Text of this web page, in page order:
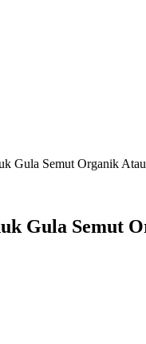
Gula Semut Organik
Gula Semut